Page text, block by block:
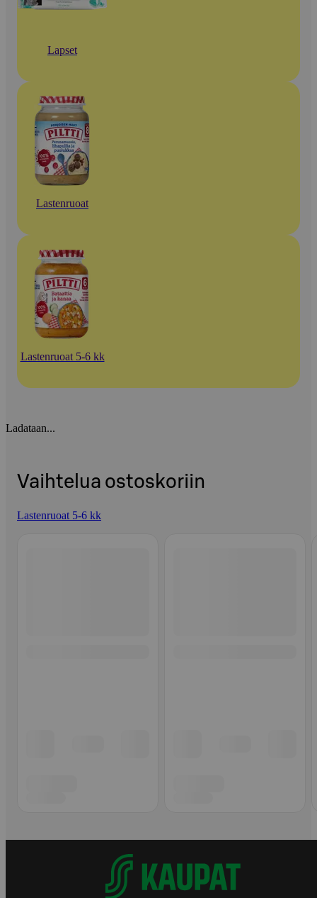
Lapset
Lastenruoat
Lastenruoat 5-6 kk
Ladataan...
Vaihtelua ostoskoriin
Lastenruoat 5-6 kk